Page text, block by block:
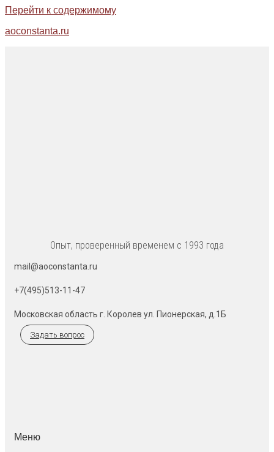
Перейти к содержимому
aoconstanta.ru
Опыт, проверенный временем с 1993 года
mail@aoconstanta.ru
+7(495)513-11-47
Московская область г. Королев ул. Пионерская, д.1Б
Задать вопрос
Меню